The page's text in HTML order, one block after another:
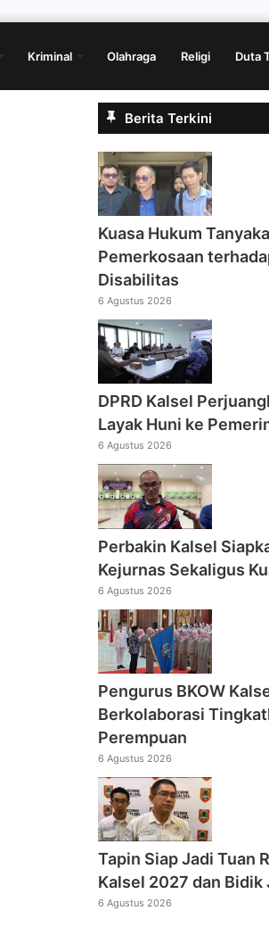
Kriminal Olahraga Religi Duta
Berita Terkini
Kuasa Hukum
Pemerkosaan
Disabilitas
6 Agustus 2026
DPRD Kalsel
Layak Huni ke
6 Agustus 2026
Perbakin Kalsel
Kejurnas Sekaligus
6 Agustus 2026
Pengurus BKOW
Berkolaborasi
Perempuan
6 Agustus 2026
Tapin Siap Jadi Tuan
Kalsel 2027 dan Bidik
6 Agustus 2026